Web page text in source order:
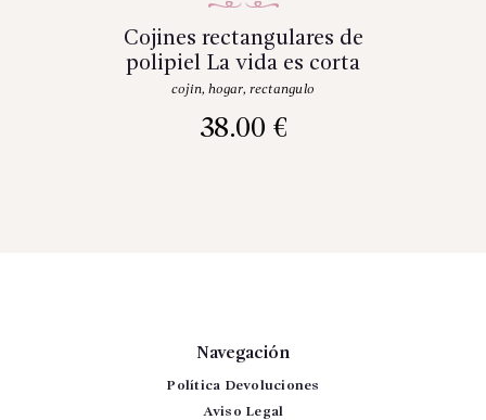
Cojines rectangulares de
polipiel La vida es corta
cojin, hogar, rectangulo
38.00 €
Navegación
Política Devoluciones
Aviso Legal